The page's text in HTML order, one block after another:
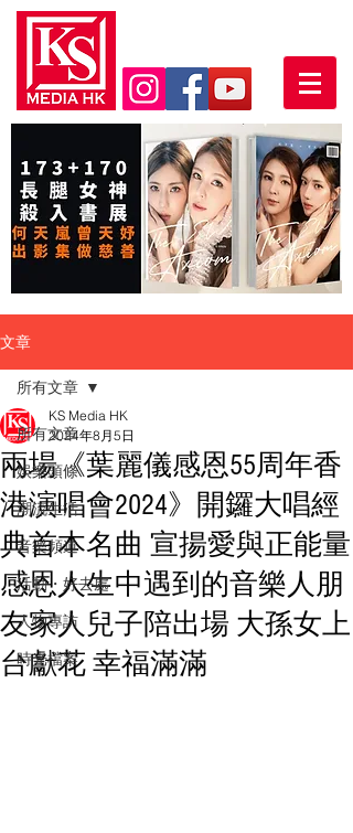
文章
所有文章
娛樂頭條
潮流生活
音樂頻道
活動・好去處
人物專訪
時光檔案
所有文章
兩場《葉麗儀感恩55周年香
港演唱會2024》開鑼大唱經
典首本名曲 宣揚愛與正能量
感恩人生中遇到的音樂人朋
友家人兒子陪出場 大孫女上
台獻花 幸福滿滿
KS Media HK
2024年8月5日